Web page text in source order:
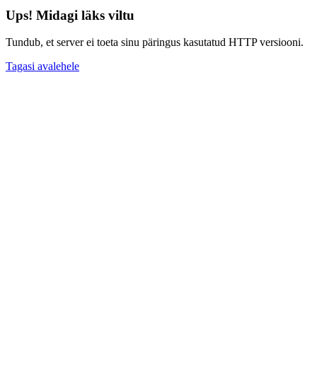
Ups! Midagi läks viltu
Tundub, et server ei toeta sinu päringus kasutatud HTTP versiooni.
Tagasi avalehele